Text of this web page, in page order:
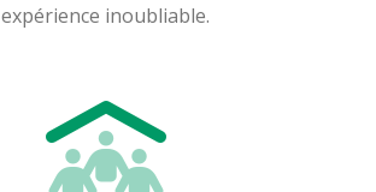
expérience inoubliable.
confort possible pendant votre
comprenons que chaque voyageur a
c'est pourquoi nous offrons